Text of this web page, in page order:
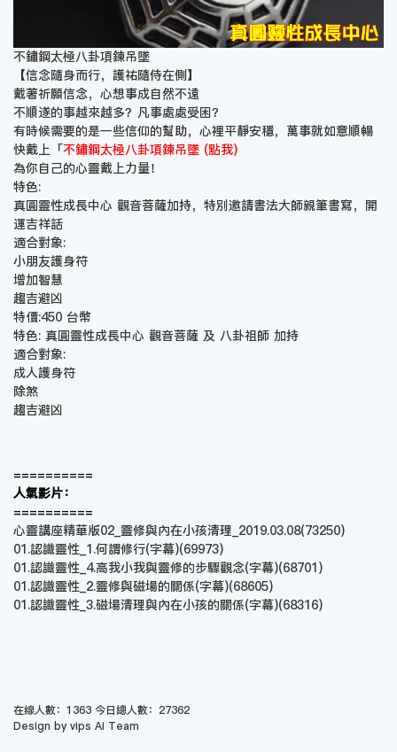
不鏽鋼太極八卦項鍊吊墜
【信念隨身而行，護祐隨侍在側】
戴著祈願信念，心想事成自然不遠
不順遂的事越來越多？凡事處處受困？
有時候需要的是一些信仰的幫助，心裡平靜安穩，萬事就如意順暢
快戴上「不鏽鋼太極八卦項鍊吊墜 (點我)
為你自己的心靈戴上力量！
特色:
真圓靈性成長中心 觀音菩薩加持，特別邀請書法大師親筆書寫，開
運吉祥話
適合對象:
小朋友護身符
增加智慧
趨吉避凶
特價:450 台幣
特色: 真圓靈性成長中心 觀音菩薩 及 八卦祖師 加持
適合對象:
成人護身符
除煞
趨吉避凶
==========
人氣影片：
==========
心靈講座精華版02_靈修與內在小孩清理_2019.03.08(73250)
01.認識靈性_1.何謂修行(字幕)(69973)
01.認識靈性_4.高我小我與靈修的步驟觀念(字幕)(68701)
01.認識靈性_2.靈修與磁場的關係(字幕)(68605)
01.認識靈性_3.磁場清理與內在小孩的關係(字幕)(68316)
在線人數：1363 今日總人數：27362
Design by vips Ai Team